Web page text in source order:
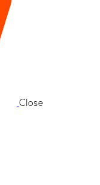
Close